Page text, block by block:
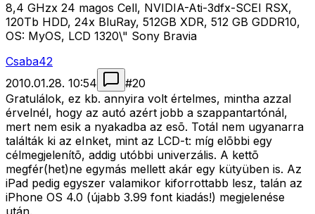
8,4 GHzx 24 magos Cell, NVIDIA-Ati-3dfx-SCEI RSX,
120Tb HDD, 24x BluRay, 512GB XDR, 512 GB GDDR10,
OS: MyOS, LCD 1320\" Sony Bravia
Csaba42
2010.01.28. 10:54
#20
Gratulálok, ez kb. annyira volt értelmes, mintha azzal
érvelnél, hogy az autó azért jobb a szappantartónál,
mert nem esik a nyakadba az esõ. Totál nem ugyanarra
találták ki az eInket, mint az LCD-t: míg elõbbi egy
célmegjelenítõ, addig utóbbi univerzális. A kettõ
megfér(het)ne egymás mellett akár egy kütyüben is. Az
iPad pedig egyszer valamikor kiforrottabb lesz, talán az
iPhone OS 4.0 (újabb 3.99 font kiadás!) megjelenése